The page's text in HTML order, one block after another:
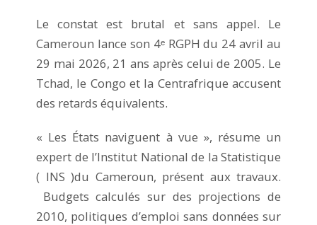
Le constat est brutal et sans appel. Le
Cameroun lance son 4ᵉ RGPH du 24 avril au
29 mai 2026, 21 ans après celui de 2005. Le
Tchad, le Congo et la Centrafrique accusent
des retards équivalents.
« Les États naviguent à vue », résume un
expert de l’Institut National de la Statistique
( INS )du Cameroun, présent aux travaux.
Budgets calculés sur des projections de
2010, politiques d’emploi sans données sur